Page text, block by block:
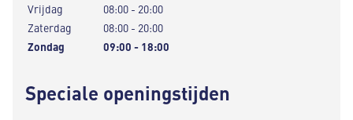
Vrijdag
08:00 - 20:00
Zaterdag
08:00 - 20:00
Zondag
09:00 - 18:00
Speciale openingstijden